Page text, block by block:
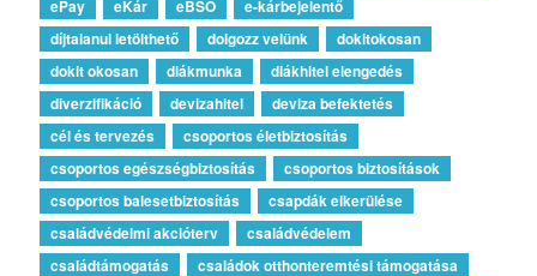
ePay
eKár eBSO
e-kárbejelentő
díjtalanul letölthető
dolgozz velünk
dokitokosan
dokit okosan
diákmunka
diákhitel elengedés
diverzifikáció
devizahitel
deviza befektetés
cél és tervezés
csoportos életbiztosítás
csoportos egészségbiztosítás
csoportos biztosítások
csoportos balesetbiztosítás
csapdák elkerülése
családvédelmi akcióterv
családvédelem
családtámogatás
családok otthonteremtési támogatása